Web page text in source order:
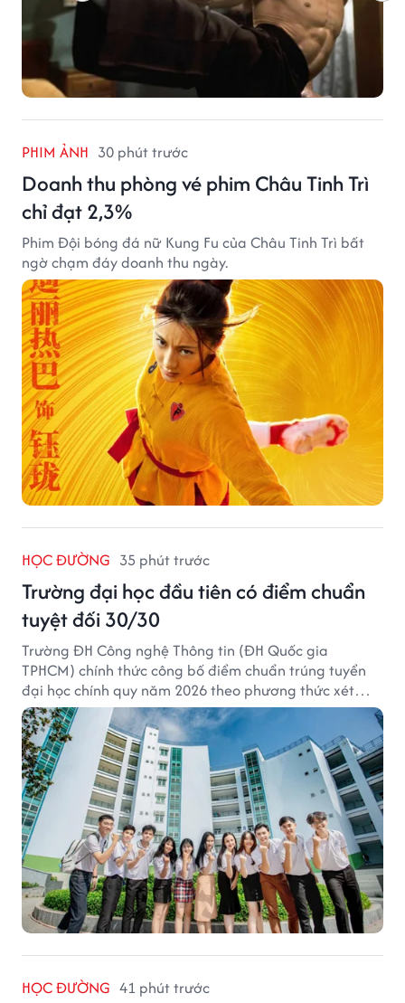
PHIM ẢNH 30 phút trước
Doanh thu phòng vé phim Châu Tinh Trì
chỉ đạt 2,3%
Phim Đội bóng đá nữ Kung Fu của Châu Tinh Trì bất
ngờ chạm đáy doanh thu ngày.
HỌC ĐƯỜNG 35 phút trước
Trường đại học đầu tiên có điểm chuẩn
tuyệt đối 30/30
Trường ĐH Công nghệ Thông tin (ĐH Quốc gia
TPHCM) chính thức công bố điểm chuẩn trúng tuyển
đại học chính quy năm 2026 theo phương thức xét
tuyển tổng hợp.
HỌC ĐƯỜNG 41 phút trước